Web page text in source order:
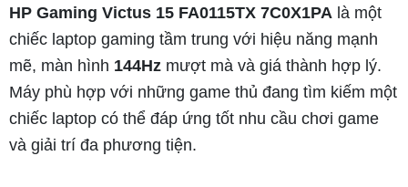
HP Gaming Victus 15 FA0115TX 7C0X1PA là một
chiếc laptop gaming tầm trung với hiệu năng mạnh
mẽ, màn hình 144Hz mượt mà và giá thành hợp lý.
Máy phù hợp với những game thủ đang tìm kiếm một
chiếc laptop có thể đáp ứng tốt nhu cầu chơi game
và giải trí đa phương tiện.